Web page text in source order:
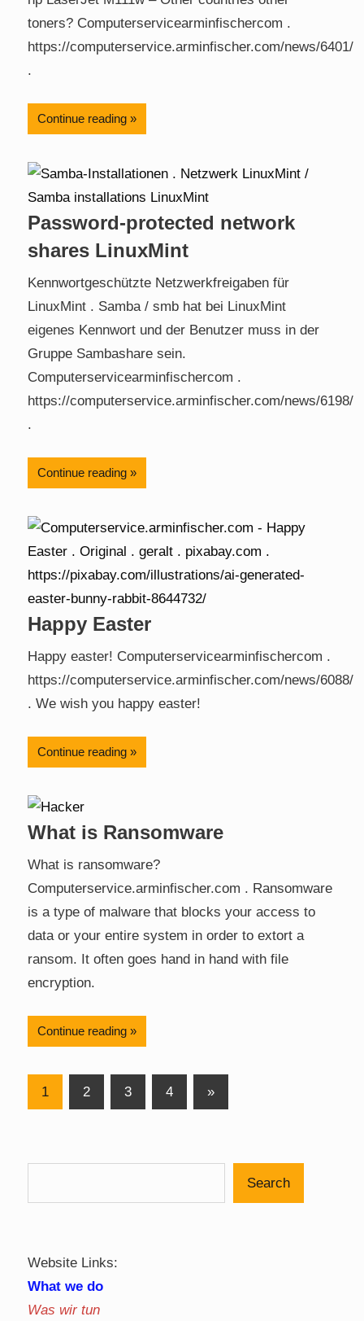
toners? Computerservicearminfischercom .
https://computerservice.arminfischer.com/news/6401/
.
Continue reading
Password-protected network
shares LinuxMint
Kennwortgeschützte Netzwerkfreigaben für
LinuxMint . Samba / smb hat bei LinuxMint
eigenes Kennwort und der Benutzer muss in der
Gruppe Sambashare sein.
Computerservicearminfischercom .
https://computerservice.arminfischer.com/news/6198/
.
Continue reading
Happy Easter
Happy easter! Computerservicearminfischercom .
https://computerservice.arminfischer.com/news/6088/
. We wish you happy easter!
Continue reading
What is Ransomware
What is ransomware?
Computerservice.arminfischer.com . Ransomware
is a type of malware that blocks your access to
data or your entire system in order to extort a
ransom. It often goes hand in hand with file
encryption.
Continue reading
Posts
1 2 3 4
Next
Posts
»
Search
Website Links:
What we do
Was wir tun